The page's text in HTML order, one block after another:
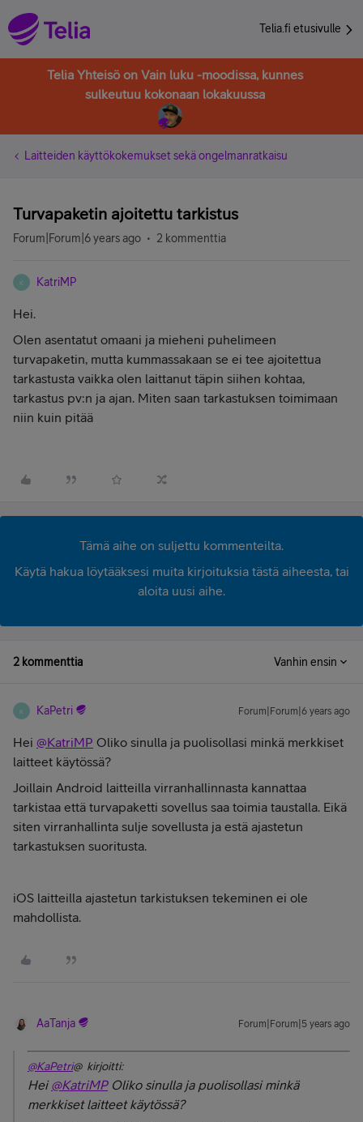
Telia.fi etusivulle
Telia Yhteisö on Vain luku -moodissa, kunnes
sulkeutuu kokonaan lokakuussa
Laitteiden käyttökokemukset sekä ongelmanratkaisu
Turvapaketin ajoitettu tarkistus
Forum|Forum|6 years ago 2 kommenttia
K KatriMP
Hei.
Olen asentatut omaani ja mieheni puhelimeen
turvapaketin, mutta kummassakaan se ei tee ajoitettua
tarkastusta vaikka olen laittanut täpin siihen kohtaa,
tarkastus pv:n ja ajan. Miten saan tarkastuksen toimimaan
niin kuin pitää
Tämä aihe on suljettu kommenteilta.
Käytä hakua löytääksesi muita kirjoituksia tästä aiheesta, tai
aloita uusi aihe.
2 kommenttia Vanhin ensin
K KaPetri Forum|Forum|6 years ago
Hei @KatriMP Oliko sinulla ja puolisollasi minkä merkkiset
laitteet käytössä?
Joillain Android laitteilla virranhallinnasta kannattaa
tarkistaa että turvapaketti sovellus saa toimia taustalla. Eikä
siten virranhallinta sulje sovellusta ja estä ajastetun
tarkastuksen suoritusta.
iOS laitteilla ajastetun tarkistuksen tekeminen ei ole
mahdollista.
AaTanja Forum|Forum|5 years ago
@KaPetri@ kirjoitti:
Hei@KatriMPOliko sinulla ja puolisollasi minkä
merkkiset laitteet käytössä?